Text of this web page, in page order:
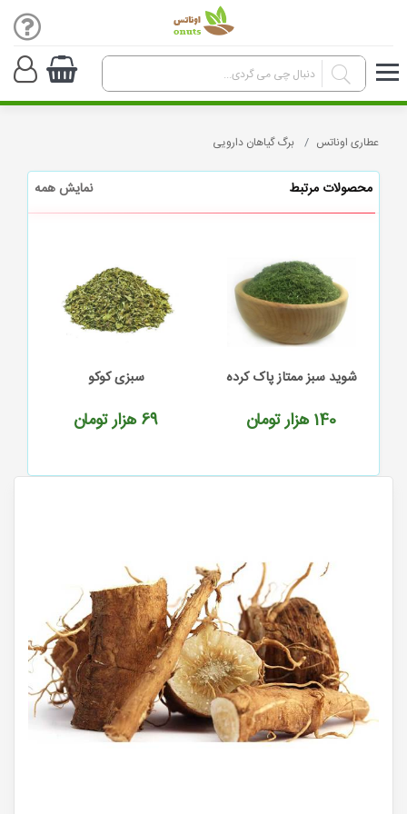
عطاری اوناتس برگ گیاهان دارویی
محصولات مرتبط نمایش همه
شوید سبز ممتاز پاک کرده
140 هزار تومان
سبزی کوکو
69 هزار تومان